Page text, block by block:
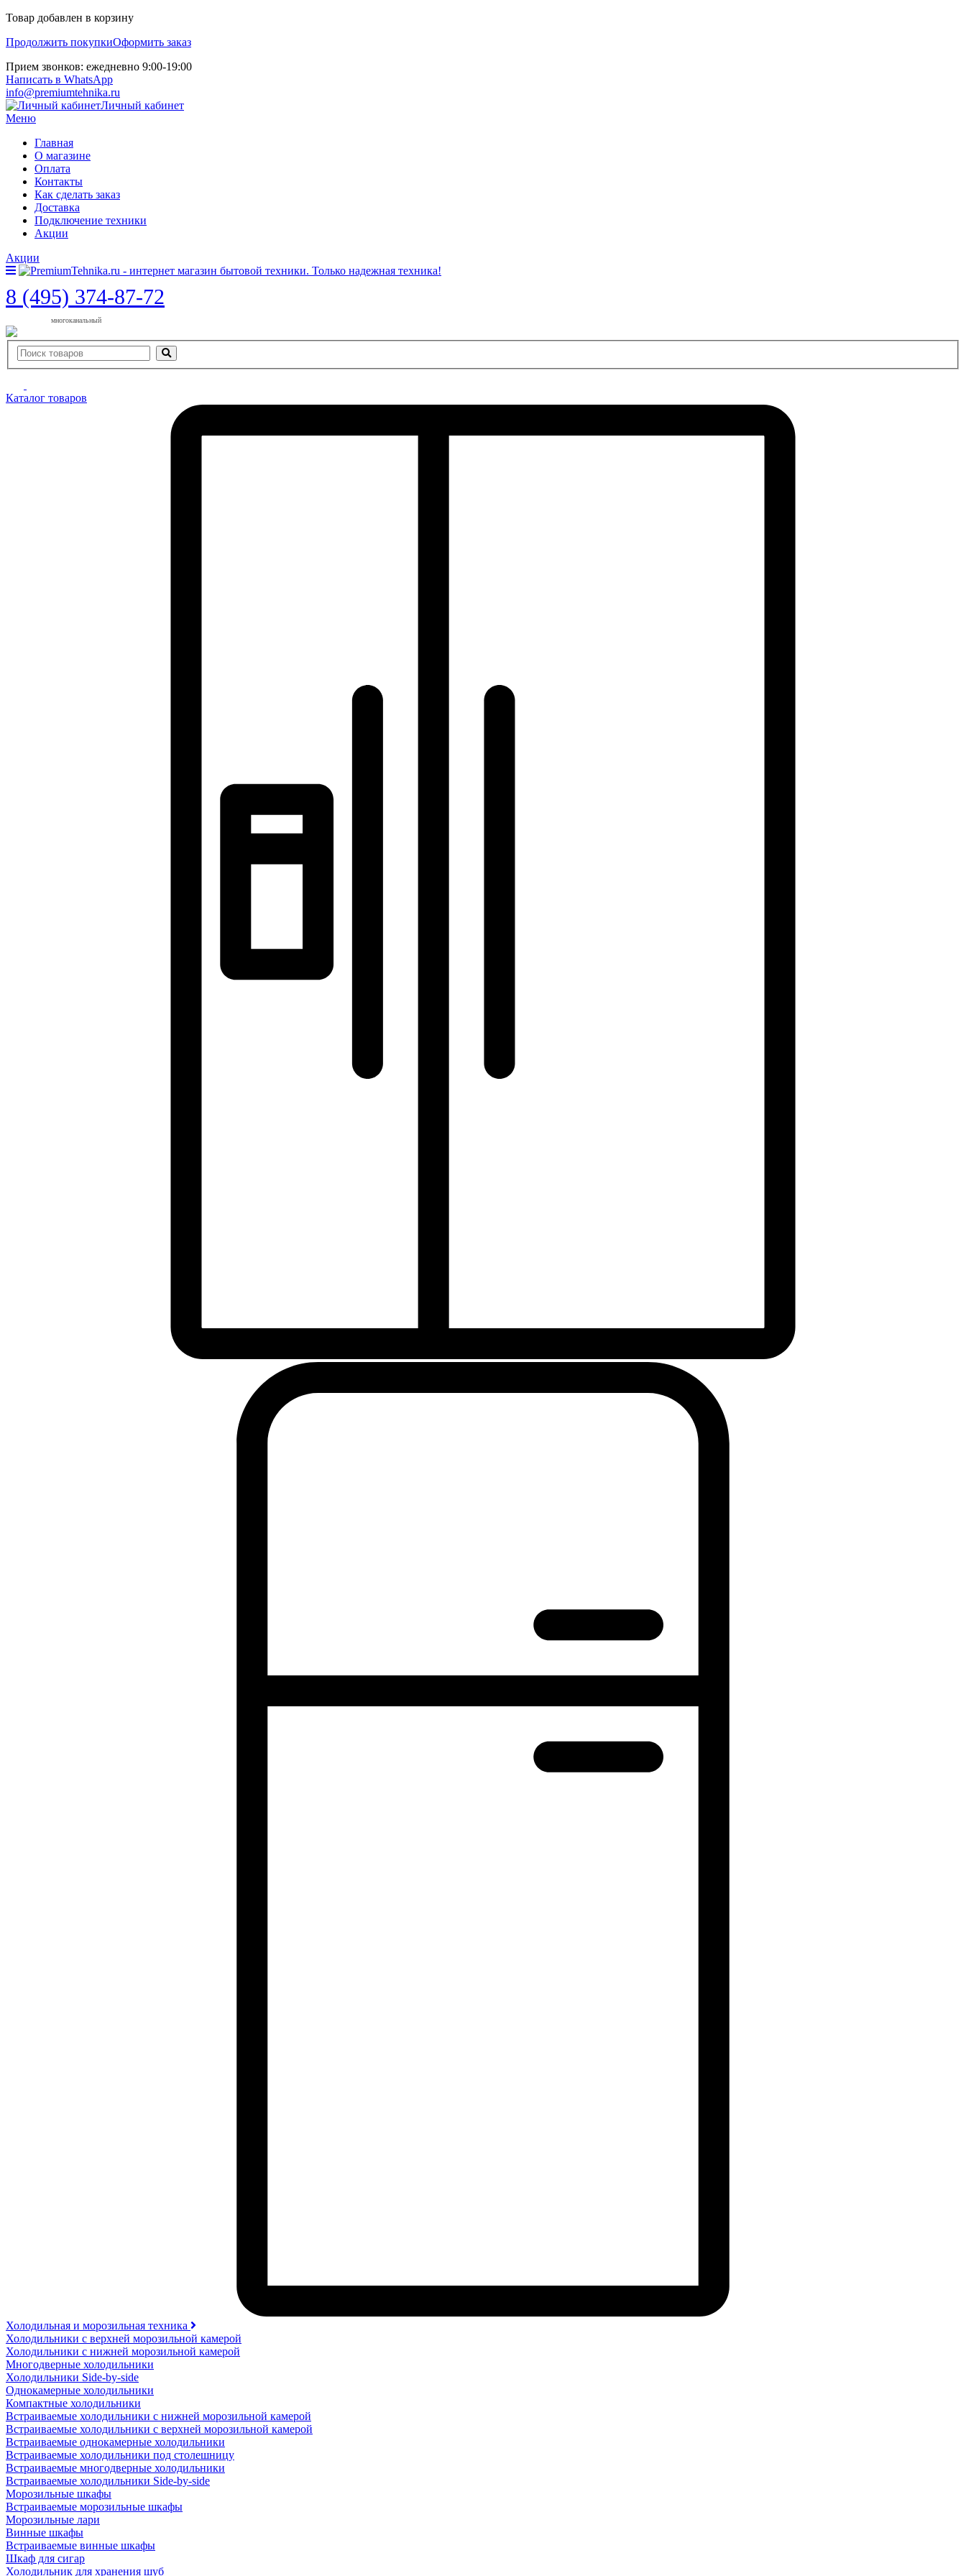
Товар добавлен в корзину
Продолжить покупкиОформить заказ
Прием звонков: ежедневно 9:00-19:00
Написать в WhatsApp
info@premiumtehnika.ru
Личный кабинет
Меню
Главная
О магазине
Оплата
Контакты
Как сделать заказ
Доставка
Подключение техники
Акции
Акции
8 (495) 374-87-72
многоканальный
Каталог товаров
Холодильная и морозильная техника
Холодильники с верхней морозильной камерой
Холодильники с нижней морозильной камерой
Многодверные холодильники
Холодильники Side-by-side
Однокамерные холодильники
Компактные холодильники
Встраиваемые холодильники с нижней морозильной камерой
Встраиваемые холодильники с верхней морозильной камерой
Встраиваемые однокамерные холодильники
Встраиваемые холодильники под столешницу
Встраиваемые многодверные холодильники
Встраиваемые холодильники Side-by-side
Морозильные шкафы
Встраиваемые морозильные шкафы
Морозильные лари
Винные шкафы
Встраиваемые винные шкафы
Шкаф для сигар
Холодильник для хранения шуб